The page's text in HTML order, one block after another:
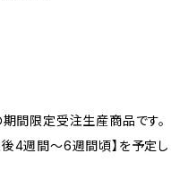
間限定受注生産商品です。
4週間〜6週間頃】を予定し